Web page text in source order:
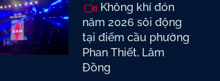
Không khí đón
năm 2026 sôi động
tại điểm cầu phường
Phan Thiết, Lâm
Đồng